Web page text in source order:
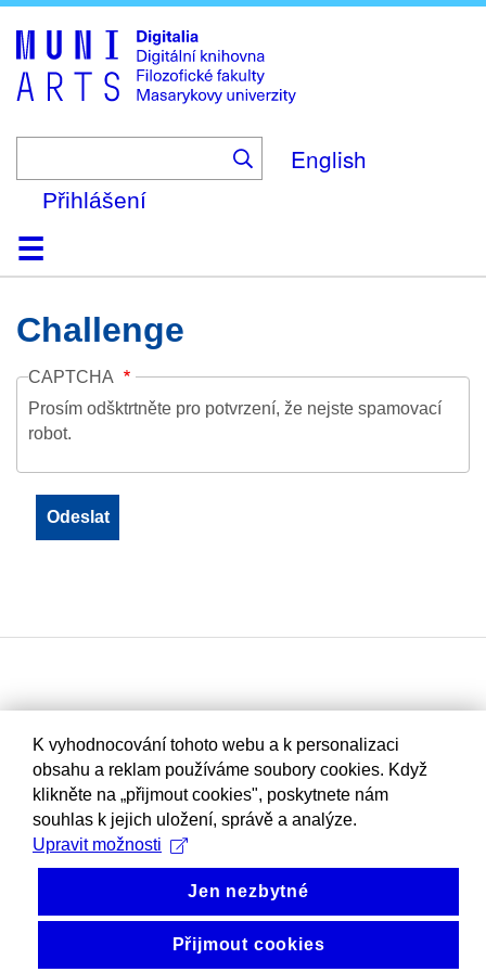
to
main
content
English
Přihlášení
DomůKolekce
Prohlížení
Vyhledávání
O platformě
Nápověda
KontaktDigitalia
Challenge
CAPTCHA
Prosím odšktrtněte pro potvrzení, že nejste spamovací
robot.
K vyhodnocování tohoto webu a k personalizaci
obsahu a reklam používáme soubory cookies. Když
klikněte na „přijmout cookies", poskytnete nám
souhlas k jejich uložení, správě a analýze.
Upravit možnosti
Jen nezbytné
Přijmout cookies